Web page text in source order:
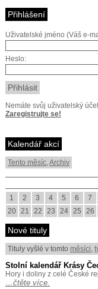
Přihlášení
Uživatelské jméno (Váš e-
Heslo:
Nemáte svůj uživatelský
Zaregistrujte se!
Kalendář akcí
Tento měsíc,Archiv
1
2 3 4 5 6 7
20 21 22 23 24 25 26
Nové tituly
Tituly vyšlé v tomto měsíci,
Stolní kalendář Krásy
Hory i doliny z celé České
…čtěte více.